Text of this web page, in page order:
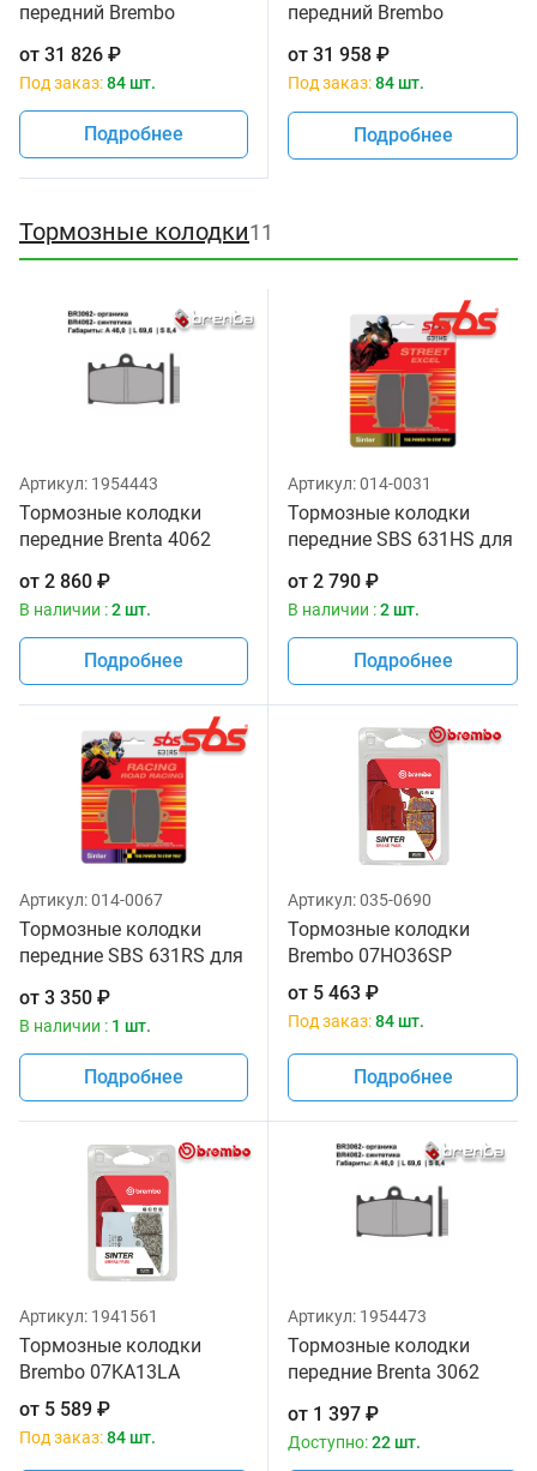
передний Brembo
от 31 826 ₽
Под заказ:84 шт.
Подробнее
передний Brembo
от 31 958 ₽
Под заказ:84 шт.
Подробнее
Тормозные колодки11
Артикул: 1954443
Тормозные колодки
передние Brenta 4062
от 2 860 ₽
В наличии :2 шт.
Подробнее
Артикул:014-0031
Тормозные колодки
передние SBS 631HS для
от 2 790 ₽
В наличии :2 шт.
Подробнее
Артикул:014-0067
Тормозные колодки
передние SBS 631RS для
от 3 350 ₽
В наличии : 1 шт.
Подробнее
Артикул:035-0690
Тормозные колодки
Brembo 07HO36SP
от 5 463 ₽
Под заказ:84 шт.
Подробнее
Артикул: 1941561
Тормозные колодки
Brembo 07KA13LA
от 5 589 ₽
Под заказ:84 шт.
Артикул: 1954473
Тормозные колодки
передние Brenta 3062
от 1 397 ₽
Доступно:22 шт.